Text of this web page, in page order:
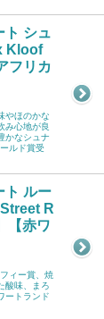
ト シュ
Kloof
フリカ
やほのかな
み心地が良
かなシュナ
ルド賞受
ト ルー
R
【赤ワ
ィー賞、焼
酸味、まろ
ートランド